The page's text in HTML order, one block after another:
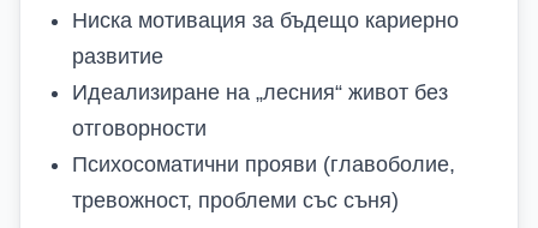
Ниска мотивация за бъдещо кариерно
развитие
Идеализиране на „лесния“ живот без
отговорности
Психосоматични прояви (главоболие,
тревожност, проблеми със съня)